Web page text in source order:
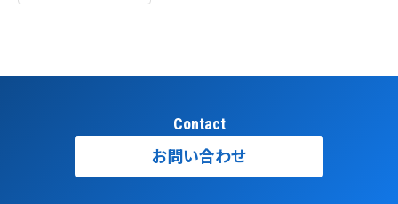
Contact
お問い合わせ